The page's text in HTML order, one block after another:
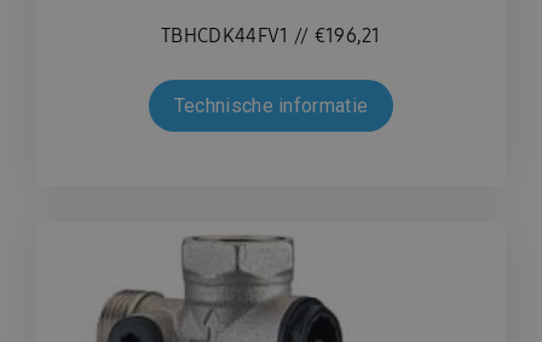
TBHCDK44FV1 // €196,21
Technische informatie